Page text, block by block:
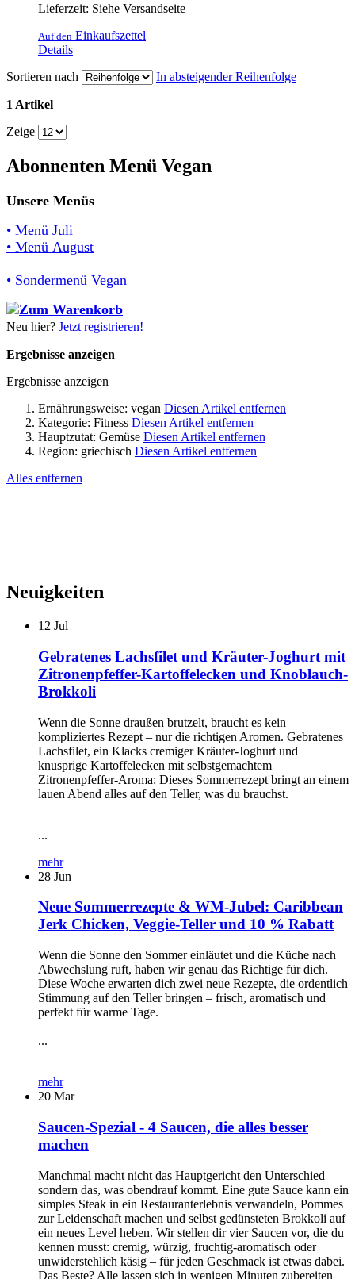
Lieferzeit: Siehe Versandseite
Auf den Einkaufszettel
Details
Sortieren nach
In absteigender Reihenfolge
1 Artikel
Zeige
Abonnenten Menü Vegan
Unsere Menüs
• Menü Juli
• Menü August
• Sondermenü Vegan
Neu hier? Jetzt registrieren!
Ergebnisse anzeigen
Ergebnisse anzeigen
Ernährungsweise: vegan Diesen Artikel entfernen
Kategorie: Fitness Diesen Artikel entfernen
Hauptzutat: Gemüse Diesen Artikel entfernen
Region: griechisch Diesen Artikel entfernen
Alles entfernen
Neuigkeiten
12 Jul
Gebratenes Lachsfilet und Kräuter-Joghurt mit
Zitronenpfeffer-Kartoffelecken und Knoblauch-
Brokkoli
Wenn die Sonne draußen brutzelt, braucht es kein
kompliziertes Rezept – nur die richtigen Aromen. Gebratenes
Lachsfilet, ein Klacks cremiger Kräuter-Joghurt und
knusprige Kartoffelecken mit selbstgemachtem
Zitronenpfeffer-Aroma: Dieses Sommerrezept bringt an einem
lauen Abend alles auf den Teller, was du brauchst.
...
mehr
28 Jun
Neue Sommerrezepte & WM-Jubel: Caribbean
Jerk Chicken, Veggie-Teller und 10 % Rabatt
Wenn die Sonne den Sommer einläutet und die Küche nach
Abwechslung ruft, haben wir genau das Richtige für dich.
Diese Woche erwarten dich zwei neue Rezepte, die ordentlich
Stimmung auf den Teller bringen – frisch, aromatisch und
perfekt für warme Tage.
...
mehr
20 Mar
Saucen-Spezial - 4 Saucen, die alles besser
machen
Manchmal macht nicht das Hauptgericht den Unterschied –
sondern das, was obendrauf kommt. Eine gute Sauce kann ein
simples Steak in ein Restauranterlebnis verwandeln, Pommes
zur Leidenschaft machen und selbst gedünsteten Brokkoli auf
ein neues Level heben. Wir stellen dir vier Saucen vor, die du
kennen musst: cremig, würzig, fruchtig-aromatisch oder
unwiderstehlich käsig – für jeden Geschmack ist etwas dabei.
Das Beste? Alle lassen sich in wenigen Minuten zubereiten